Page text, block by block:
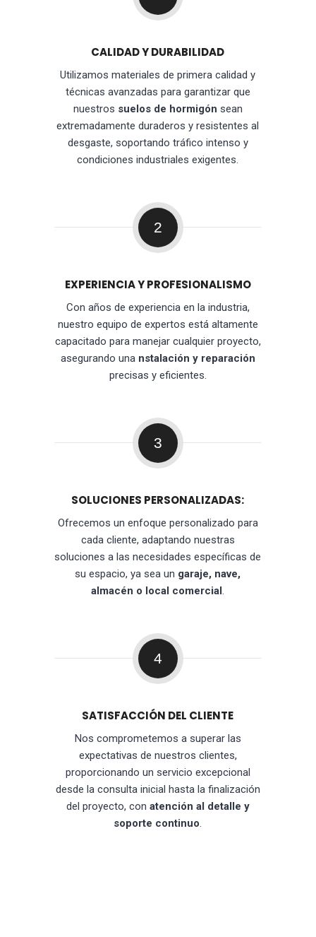
CALIDAD Y DURABILIDAD
Utilizamos materiales de primera calidad y
técnicas avanzadas para garantizar que
nuestros suelos de hormigón sean
extremadamente duraderos y resistentes al
desgaste, soportando tráfico intenso y
condiciones industriales exigentes.
2
EXPERIENCIA Y PROFESIONALISMO
Con años de experiencia en la industria,
nuestro equipo de expertos está altamente
capacitado para manejar cualquier proyecto,
asegurando una nstalación y reparación
precisas y eficientes.
3
SOLUCIONES PERSONALIZADAS:
Ofrecemos un enfoque personalizado para
cada cliente, adaptando nuestras
soluciones a las necesidades específicas de
su espacio, ya sea un garaje, nave,
almacén o local comercial.
4
SATISFACCIÓN DEL CLIENTE
Nos comprometemos a superar las
expectativas de nuestros clientes,
proporcionando un servicio excepcional
desde la consulta inicial hasta la finalización
del proyecto, con atención al detalle y
soporte continuo.